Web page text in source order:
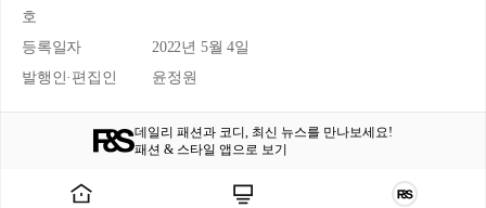
데일리 패션과 코디, 최신 뉴스를 만나보세요!
패션 & 스타일 앱으로 보기
호
등록일자
2022년 5월 4일
발행인·편집인
윤정원